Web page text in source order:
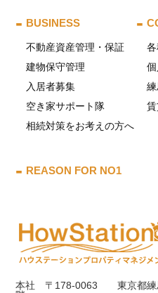
BUSINESS
不動産資産管理・保証
建物保守管理
入居者募集
空き家サポート隊
相続対策をお考えの方へ
REASON FOR NO1
本社 〒178-0063 東京都練